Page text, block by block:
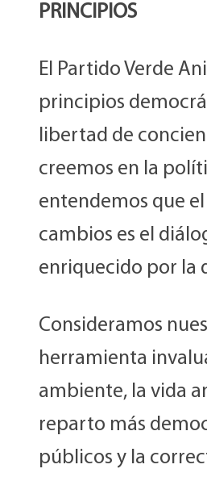
PRINCIPIOS
El Partido Verde
principios
libertad de
creemos en la
entendemos que
cambios es el
enriquecido por la
Consideramos
herramienta
ambiente, la vida
reparto más
públicos y la